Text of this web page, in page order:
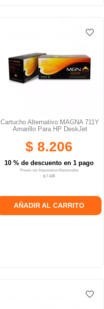
Cartucho Alternativo MAGNA 711Y
Amarillo Para HP DeskJet
$ 8.206
10 % de descuento en 1 pago
Precio sin Impuestos Nacionales
$ 7.426
AÑADIR AL CARRITO
favorite_border
favorite_border
favorite_border
favorite_border
favorite_border
favorite_border